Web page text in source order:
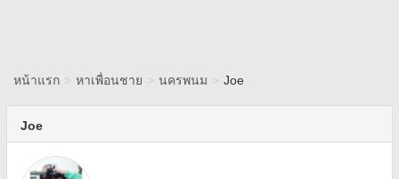
หน้าแรก > หาเพื่อนชาย > นครพนม > Joe
Joe